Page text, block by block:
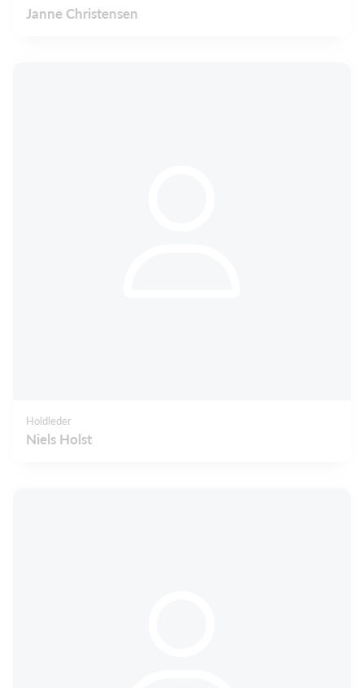
Janne Christensen
Holdleder
Niels Holst